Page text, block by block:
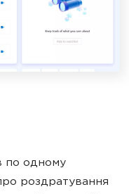
по одному
роздратування